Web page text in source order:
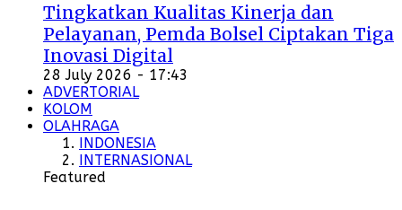
Tingkatkan Kualitas Kinerja dan
Pelayanan, Pemda Bolsel Ciptakan Tiga
Inovasi Digital
28 July 2026 - 17:43
ADVERTORIAL
KOLOM
OLAHRAGA
INDONESIA
INTERNASIONAL
Featured